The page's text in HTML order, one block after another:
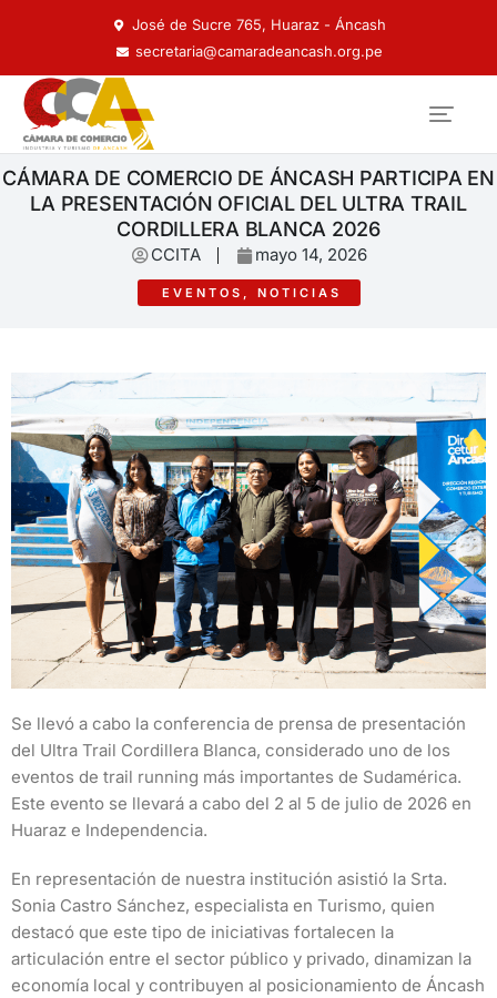
José de Sucre 765, Huaraz - Áncash
secretaria@camaradeancash.org.pe
CÁMARA DE COMERCIO DE ÁNCASH PARTICIPA EN
LA PRESENTACIÓN OFICIAL DEL ULTRA TRAIL
CORDILLERA BLANCA 2026
CCITA mayo 14, 2026
EVENTOS , NOTICIAS
Se llevó a cabo la conferencia de prensa de presentación
del Ultra Trail Cordillera Blanca, considerado uno de los
eventos de trail running más importantes de Sudamérica.
Este evento se llevará a cabo del 2 al 5 de julio de 2026 en
Huaraz e Independencia.
En representación de nuestra institución asistió la Srta.
Sonia Castro Sánchez, especialista en Turismo, quien
destacó que este tipo de iniciativas fortalecen la
articulación entre el sector público y privado, dinamizan la
economía local y contribuyen al posicionamiento de Áncash